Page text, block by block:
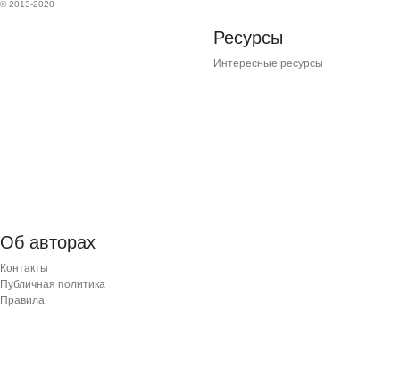
© 2013-2020
Ресурсы
Интересные ресурсы
Об авторах
Контакты
Публичная политика
Правила